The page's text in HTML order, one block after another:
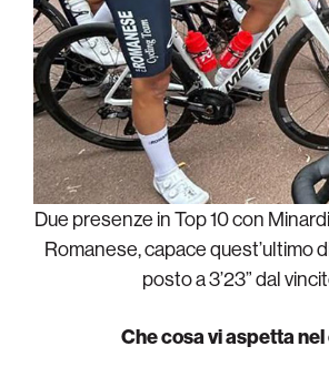
Due presenze in Top 10 con
Romanese, capace quest’ultimo
posto a 3’23” dal
Che cosa vi aspetta